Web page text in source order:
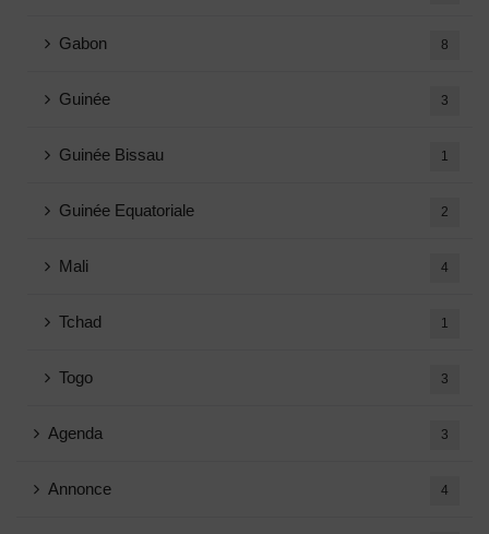
Gabon 8
Guinée 3
Guinée Bissau 1
Guinée Equatoriale 2
Mali 4
Tchad 1
Togo 3
Agenda 3
Annonce 4